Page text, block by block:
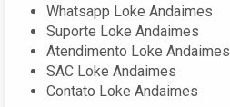
Whatsapp Loke Andaimes
Suporte Loke Andaimes
Atendimento Loke Andaimes
SAC Loke Andaimes
Contato Loke Andaimes